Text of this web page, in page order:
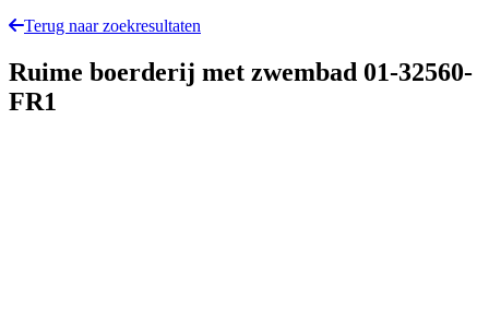
Terug naar zoekresultaten
Ruime boerderij met zwembad 01-32560-
FR1